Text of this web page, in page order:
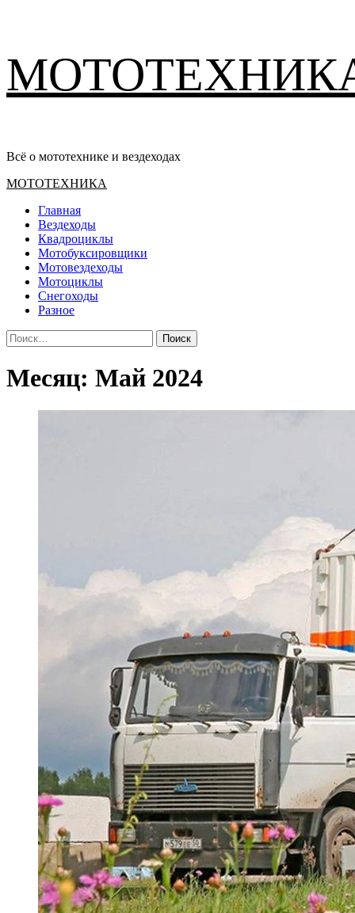
содержимому
Всё о мототехнике и вездеходах
Основное
МОТОТЕХНИКА
Главная
Вездеходы
Квадроциклы
Мотобуксировщики
Мотовездеходы
Мотоциклы
Снегоходы
Разное
Найти:
Месяц: Май 2024